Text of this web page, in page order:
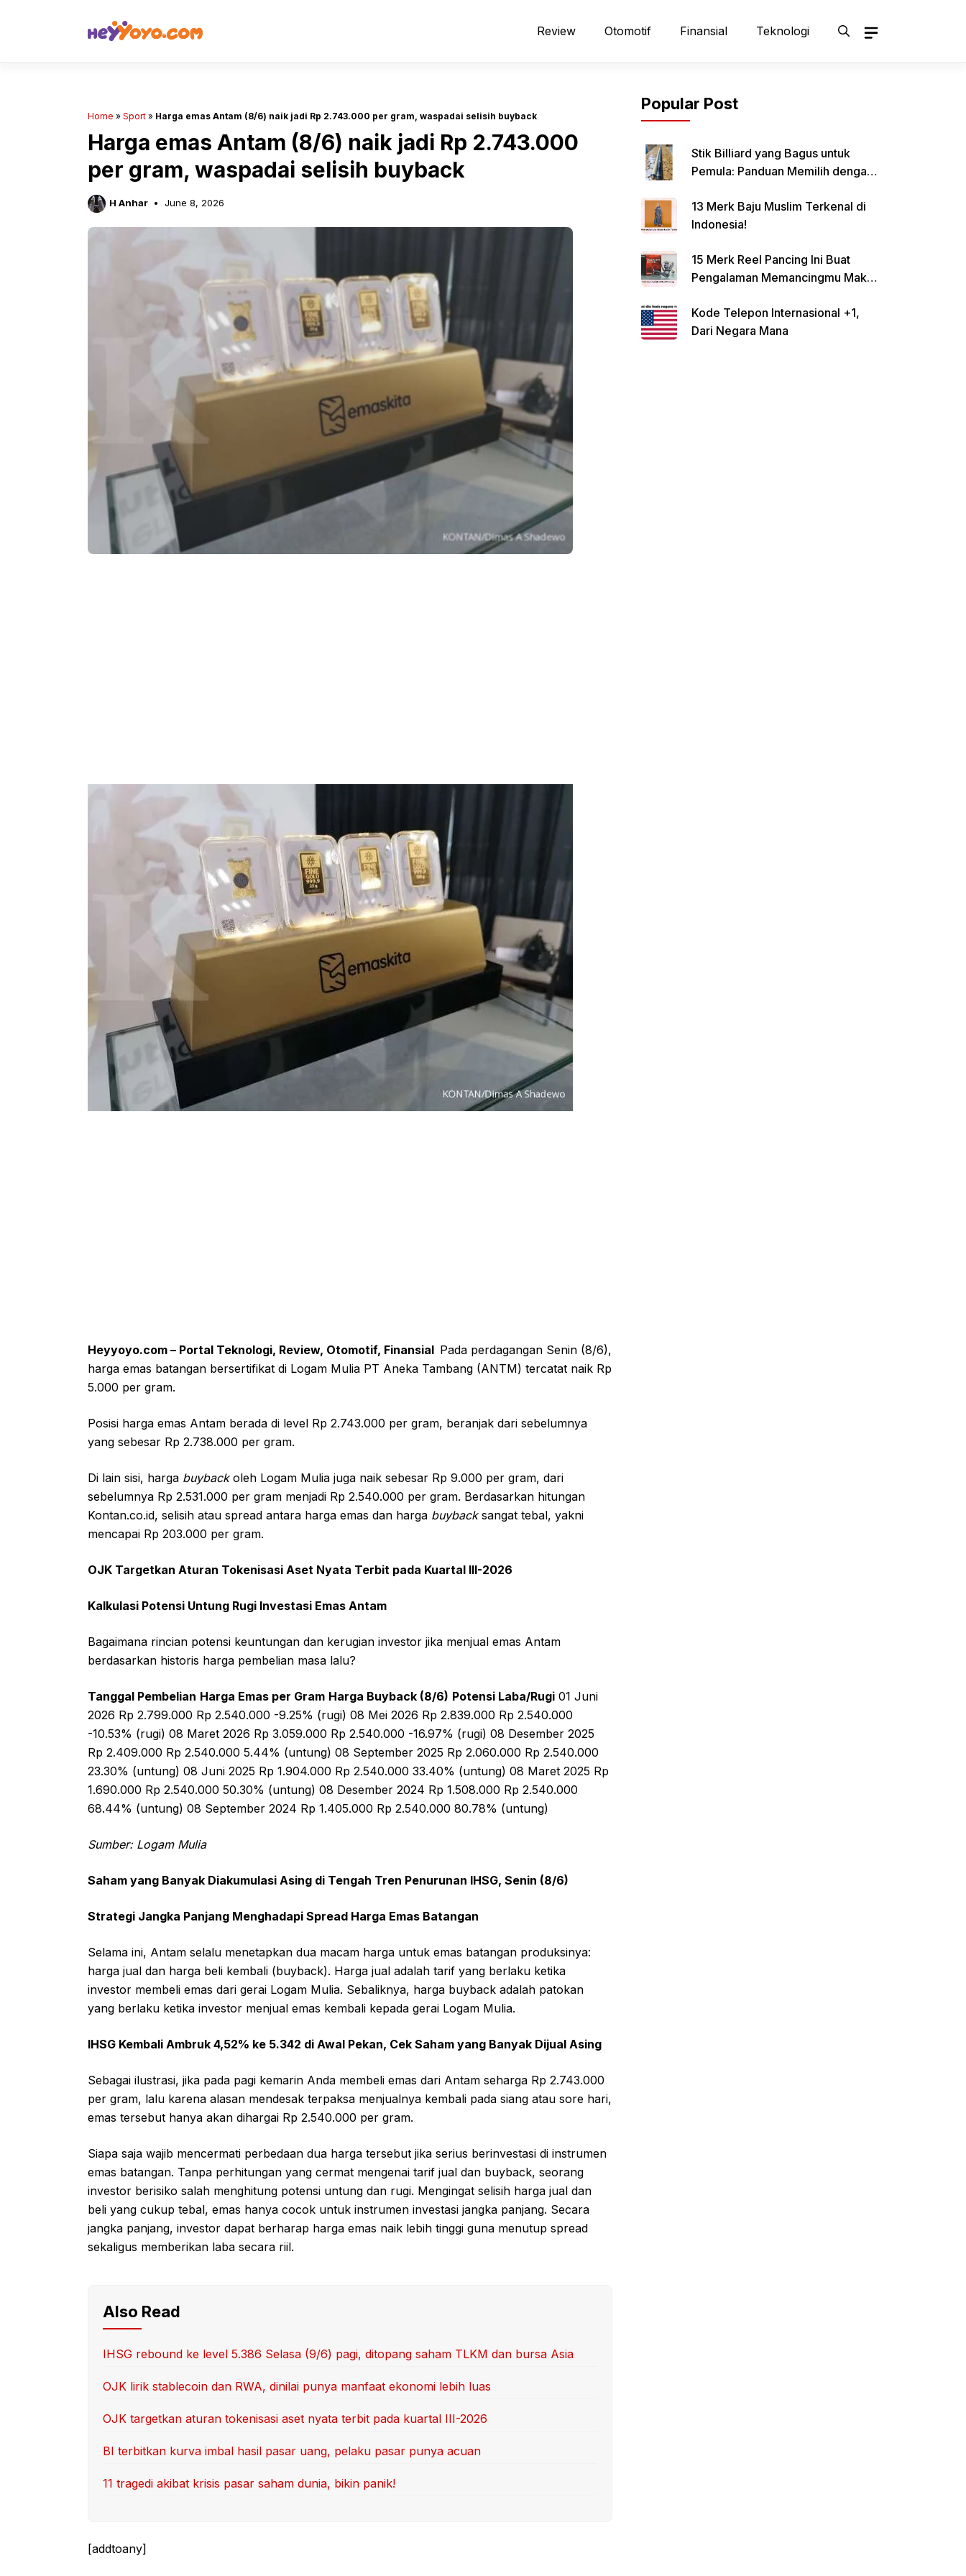
Review Otomotif Finansial Teknologi
Home » Sport » Harga emas Antam (8/6) naik jadi Rp 2.743.000 per gram, waspadai selisih buyback
Harga emas Antam (8/6) naik jadi Rp 2.743.000
per gram, waspadai selisih buyback
H Anhar June 8, 2026
Heyyoyo.com – Portal Teknologi, Review, Otomotif, Finansial Pada perdagangan Senin (8/6),
harga emas batangan bersertifikat di Logam Mulia PT Aneka Tambang (ANTM) tercatat naik Rp
5.000 per gram.
Posisi harga emas Antam berada di level Rp 2.743.000 per gram, beranjak dari sebelumnya
yang sebesar Rp 2.738.000 per gram.
Di lain sisi, harga buybackoleh Logam Mulia juga naik sebesar Rp 9.000 per gram, dari
sebelumnya Rp 2.531.000 per gram menjadi Rp 2.540.000 per gram. Berdasarkan hitungan
Kontan.co.id, selisih atau spread antara harga emas dan harga buybacksangat tebal, yakni
mencapai Rp 203.000 per gram.
OJK Targetkan Aturan Tokenisasi Aset Nyata Terbit pada Kuartal III-2026
Kalkulasi Potensi Untung Rugi Investasi Emas Antam
Bagaimana rincian potensi keuntungan dan kerugian investor jika menjual emas Antam
berdasarkan historis harga pembelian masa lalu?
Tanggal Pembelian Harga Emas per Gram Harga Buyback (8/6) Potensi Laba/Rugi 01 Juni
2026 Rp 2.799.000 Rp 2.540.000 -9.25% (rugi) 08 Mei 2026 Rp 2.839.000 Rp 2.540.000
-10.53% (rugi) 08 Maret 2026 Rp 3.059.000 Rp 2.540.000 -16.97% (rugi) 08 Desember 2025
Rp 2.409.000 Rp 2.540.000 5.44% (untung) 08 September 2025 Rp 2.060.000 Rp 2.540.000
23.30% (untung) 08 Juni 2025 Rp 1.904.000 Rp 2.540.000 33.40% (untung) 08 Maret 2025 Rp
1.690.000 Rp 2.540.000 50.30% (untung) 08 Desember 2024 Rp 1.508.000 Rp 2.540.000
68.44% (untung) 08 September 2024 Rp 1.405.000 Rp 2.540.000 80.78% (untung)
Sumber: Logam Mulia
Saham yang Banyak Diakumulasi Asing di Tengah Tren Penurunan IHSG, Senin (8/6)
Strategi Jangka Panjang Menghadapi Spread Harga Emas Batangan
Selama ini, Antam selalu menetapkan dua macam harga untuk emas batangan produksinya:
harga jual dan harga beli kembali (buyback). Harga jual adalah tarif yang berlaku ketika
investor membeli emas dari gerai Logam Mulia. Sebaliknya, harga buyback adalah patokan
yang berlaku ketika investor menjual emas kembali kepada gerai Logam Mulia.
IHSG Kembali Ambruk 4,52% ke 5.342 di Awal Pekan, Cek Saham yang Banyak Dijual Asing
Sebagai ilustrasi, jika pada pagi kemarin Anda membeli emas dari Antam seharga Rp 2.743.000
per gram, lalu karena alasan mendesak terpaksa menjualnya kembali pada siang atau sore hari,
emas tersebut hanya akan dihargai Rp 2.540.000 per gram.
Siapa saja wajib mencermati perbedaan dua harga tersebut jika serius berinvestasi di instrumen
emas batangan. Tanpa perhitungan yang cermat mengenai tarif jual dan buyback, seorang
investor berisiko salah menghitung potensi untung dan rugi. Mengingat selisih harga jual dan
beli yang cukup tebal, emas hanya cocok untuk instrumen investasi jangka panjang. Secara
jangka panjang, investor dapat berharap harga emas naik lebih tinggi guna menutup spread
sekaligus memberikan laba secara riil.
Also Read
IHSG rebound ke level 5.386 Selasa (9/6) pagi, ditopang saham TLKM dan bursa Asia
OJK lirik stablecoin dan RWA, dinilai punya manfaat ekonomi lebih luas
OJK targetkan aturan tokenisasi aset nyata terbit pada kuartal III-2026
BI terbitkan kurva imbal hasil pasar uang, pelaku pasar punya acuan
11 tragedi akibat krisis pasar saham dunia, bikin panik!
[addtoany]
Popular Post
Stik Billiard yang Bagus untuk
Pemula: Panduan Memilih dengan
13 Merk Baju Muslim Terkenal di
Indonesia!
15 Merk Reel Pancing Ini Buat
Pengalaman Memancingmu Makin
Kode Telepon Internasional +1,
Dari Negara Mana